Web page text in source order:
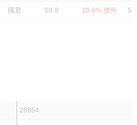
國君 59.8 10.6% 價外
28854